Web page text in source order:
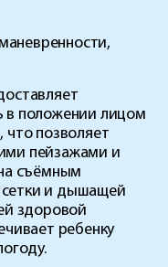
в положении лицом
позволяет
пейзажами и
съёмным
и дышащей
здоровой
ребенку